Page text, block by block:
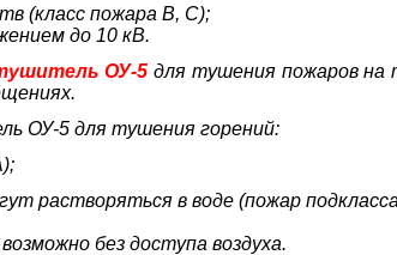
(класс пожара В, С);
до 10 кВ.
ОУ-5 для тушения пожаров на
ОУ-5 для тушения горений:
растворяться в воде (пожар
без доступа воздуха.